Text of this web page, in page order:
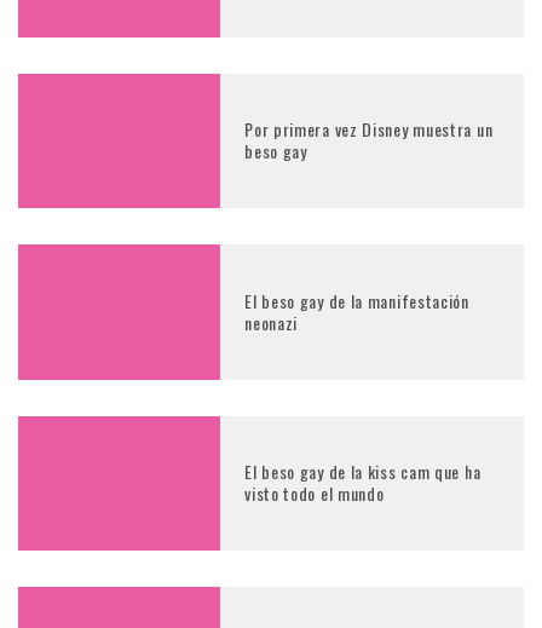
Por primera vez Disney muestra un
beso gay
El beso gay de la manifestación
neonazi
El beso gay de la kiss cam que ha
visto todo el mundo